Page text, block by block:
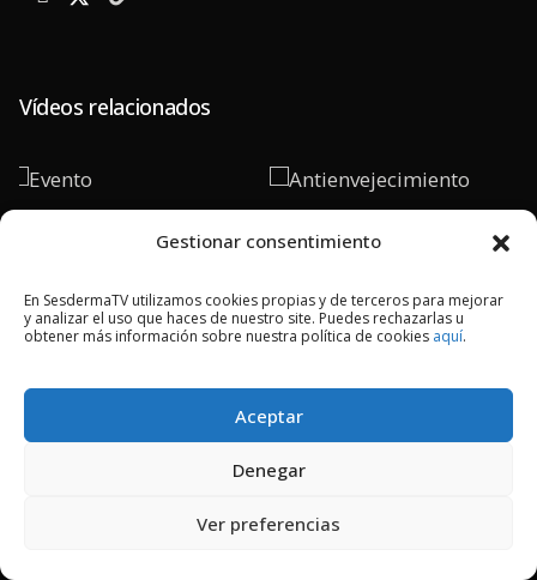
Gestionar consentimiento
En SesdermaTV utilizamos cookies propias y de terceros para mejorar
y analizar el uso que haces de nuestro site. Puedes rechazarlas u
obtener más información sobre nuestra política de cookies aquí.
Aceptar
Denegar
Ver preferencias
Vídeos relacionados
PLAY
Antienvejecimiento
PLAY
2018 © Copyright Sesderma SL
CONTACTO
AVISO LEGAL